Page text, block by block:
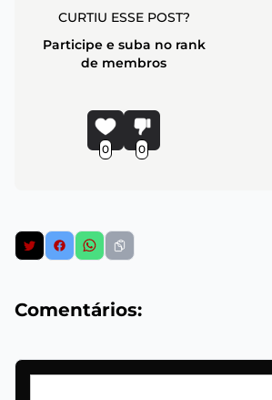
CURTIU ESSE POST?
Participe e suba no rank
de membros
0 0
Comentários: